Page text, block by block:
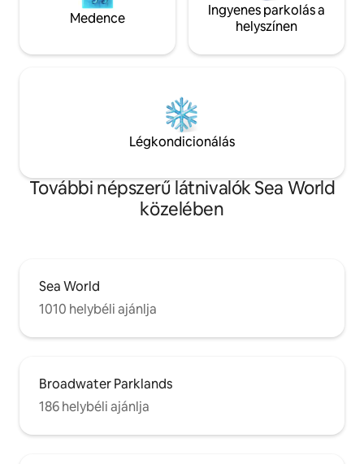
Medence
Ingyenes parkolás a
helyszínen
Légkondicionálás
További népszerű látnivalók Sea World
közelében
Sea World
1010 helybéli ajánlja
Broadwater Parklands
186 helybéli ajánlja